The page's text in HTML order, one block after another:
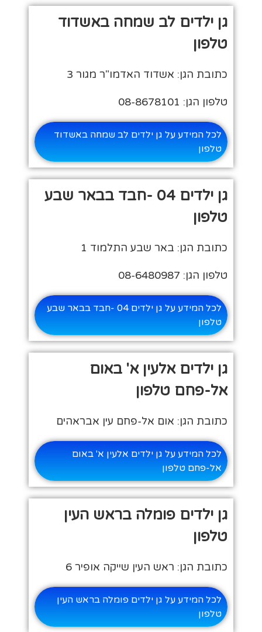
גן ילדים לב שמחה באשדוד
טלפון
כתובת הגן: אשדוד האדמו"ר מגור 3
טלפון הגן: 08-8678101
לכל המידע על גן ילדים לב שמחה באשדוד
טלפון
גן ילדים 04 -חבד בבאר שבע
טלפון
כתובת הגן: באר שבע התלמוד 1
טלפון הגן: 08-6480987
לכל המידע על גן ילדים 04 -חבד בבאר שבע
טלפון
גן ילדים אלעין א' באום
אל-פחם טלפון
כתובת הגן: אום אל-פחם עין אבראהים
לכל המידע על גן ילדים אלעין א' באום
אל-פחם טלפון
גן ילדים פומלה בראש העין
טלפון
כתובת הגן: ראש העין שייקה אופיר 6
לכל המידע על גן ילדים פומלה בראש העין
טלפון